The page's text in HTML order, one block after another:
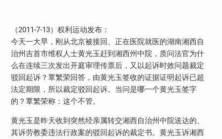
（2011-7-13）权利运动发布：
今天一大早，刚从北京被接回、正在医院就医的湖南湘西自
治州吉首市维权人士黄光玉赶到湘西州中院，质问法官为什
么在连续三次发出开庭审理传票后，又以起诉时效问题裁定
驳回起诉？覃繁荣回答，由黄光玉签收的证据证明起诉已超
法定期限，所以裁定驳回起诉。当问是哪一个黄光玉签字
的？覃繁荣称：这个不管。
黄光玉是昨天收到突然经亲属转交湘西自治州中院送达的、
其诉劳教委违法行政案的驳回起诉的裁定书。黄光玉诉湘西